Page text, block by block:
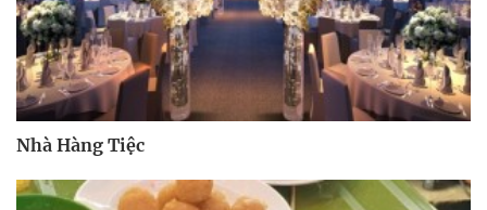
Nhà Hàng Tiệc